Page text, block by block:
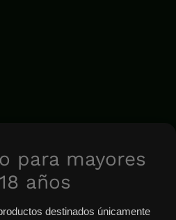
para mayores
años
destinados únicamente